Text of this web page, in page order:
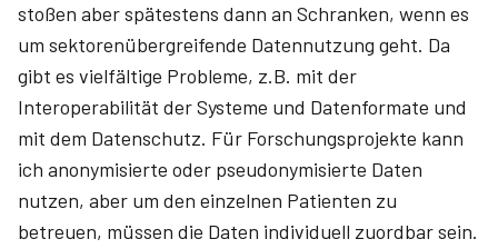
stoßen aber spätestens dann an Schranken, wenn es
um sektorenübergreifende Datennutzung geht. Da
gibt es vielfältige Probleme, z.B. mit der
Interoperabilität der Systeme und Datenformate und
mit dem Datenschutz. Für Forschungsprojekte kann
ich anonymisierte oder pseudonymisierte Daten
nutzen, aber um den einzelnen Patienten zu
betreuen, müssen die Daten individuell zuordbar sein.